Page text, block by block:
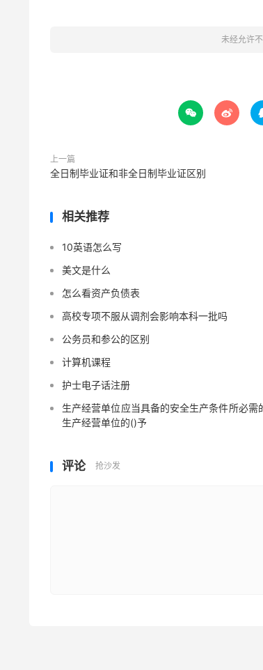
未经允许不
 
上一篇
全日制毕业证和非全日制毕业证区别
相关推荐
10英语怎么写
美文是什么
怎么看资产负债表
高校专项不服从调剂会影响本科一批吗
公务员和参公的区别
计算机课程
护士电子话注册
生产经营单位应当具备的安全生产条件所必需
生产经营单位的()予
评论 抢沙发